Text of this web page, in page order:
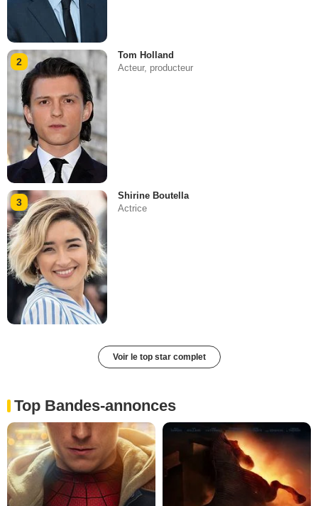
2
Tom Holland
Acteur, producteur
3
Shirine Boutella
Actrice
Voir le top star complet
Top Bandes-annonces